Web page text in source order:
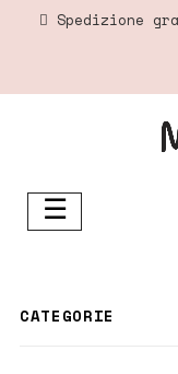
Spedizione
navigazione
Toggle
☰
CATEGORIE